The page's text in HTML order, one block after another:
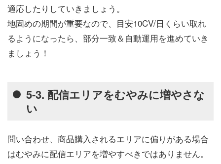
適応したりしていきましょう。
地固めの期間が重要なので、目安10CV/日くらい取れ
るようになったら、部分一致＆自動運用を進めていき
ましょう！
5-3. 配信エリアをむやみに増やさな
い
問い合わせ、商品購入されるエリアに偏りがある場合
はむやみに配信エリアを増やすべきではありません。